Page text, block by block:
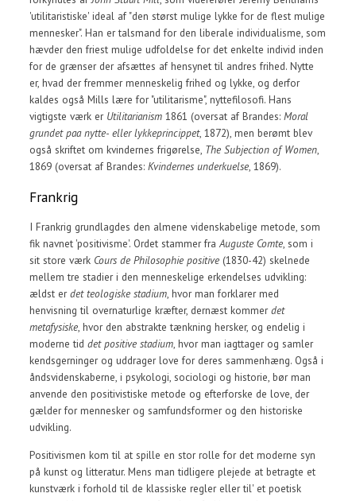
'utilitaristiske' ideal af "den størst mulige lykke for de flest mulige
mennesker". Han er talsmand for den liberale individualisme, som
hævder den friest mulige udfoldelse for det enkelte individ inden
for de grænser der afsættes af hensynet til andres frihed. Nytte
er, hvad der fremmer menneskelig frihed og lykke, og derfor
kaldes også Mills lære for "utilitarisme", nyttefilosofi. Hans
vigtigste værk er Utilitarianism 1861 (oversat af Brandes:Moral
grundet paa nytte- eller lykkeprincippet, 1872), men berømt blev
også skriftet om kvindernes frigørelse, The Subjection of Women
1869 (oversat af Brandes:Kvindernes underkuelse , 1869).
Frankrig
I Frankrig grundlagdes den almene videnskabelige metode, som
fik navnet 'positivisme'. Ordet stammer fraAuguste Comte, som i
sit store værk Cours de Philosophie positive (1830-42) skelnede
mellem tre stadier i den menneskelige erkendelses udvikling:
ældst erdet teologiske stadium, hvor man forklarer med
henvisning til overnaturlige kræfter, dernæst kommerdet
metafysiske, hvor den abstrakte tænkning hersker, og endelig i
moderne tiddet positive stadium, hvor man iagttager og samler
kendsgerninger og uddrager love for deres sammenhæng. Også i
åndsvidenskaberne, i psykologi, sociologi og historie, bør man
anvende den positivistiske metode og efterforske de love, der
gælder for mennesker og samfundsformer og den historiske
udvikling.
Positivismen kom til at spille en stor rolle for det moderne syn
på kunst og litteratur. Mens man tidligere plejede at betragte et
kunstværk i forhold til de klassiske regler eller til' et poetisk